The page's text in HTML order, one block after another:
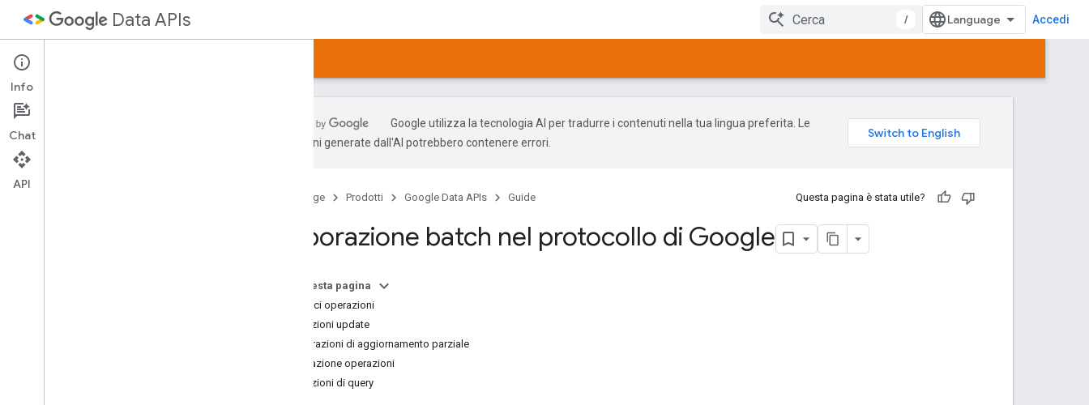
Data APIs / Accedi
API di dati di Google
Directory API
Google utilizza la tecnologia AI per tradurre i contenuti nella tua lingua preferita. Le
traduzioni generate dall'AI potrebbero contenere errori.
Home page Prodotti Google Data APIs Guide Questa pagina è stata utile?
Elaborazione batch nel protocollo di Google
Su questa pagina
Inserisci operazioni
Operazioni update
Operazioni di aggiornamento parziale
Eliminazione operazioni
Operazioni di query
Info
Chat
API